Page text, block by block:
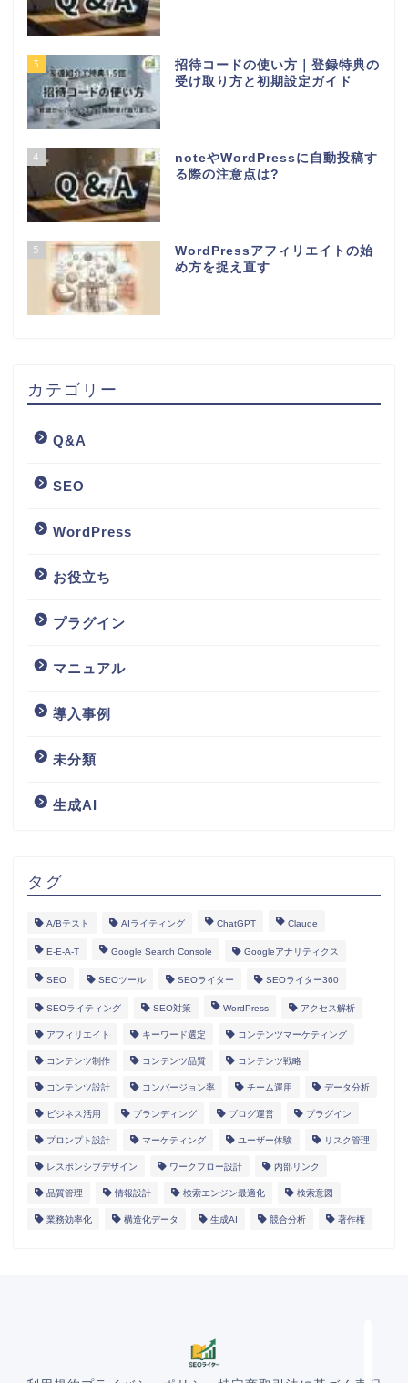
3
招待コードの使い方｜登録特典の
受け取り方と初期設定ガイド
4
noteやWordPressに自動投稿す
る際の注意点は?
5
WordPressアフィリエイトの始
め方を捉え直す
カテゴリー
Q&A
SEO
WordPress
お役立ち
プラグイン
マニュアル
導入事例
未分類
生成AI
タグ
A/Bテスト AIライティング ChatGPT Claude
E-E-A-T Google Search Console Googleアナリティクス
SEO SEOツール SEOライター SEOライター360
SEOライティング SEO対策 WordPress アクセス解析
アフィリエイト キーワード選定 コンテンツマーケティング
コンテンツ制作 コンテンツ品質 コンテンツ戦略
コンテンツ設計 コンバージョン率 チーム運用 データ分析
ビジネス活用 ブランディング ブログ運営 プラグイン
プロンプト設計 マーケティング ユーザー体験 リスク管理
レスポンシブデザイン ワークフロー設計 内部リンク
品質管理 情報設計 検索エンジン最適化 検索意図
業務効率化 構造化データ 生成AI 競合分析 著作権
HOME